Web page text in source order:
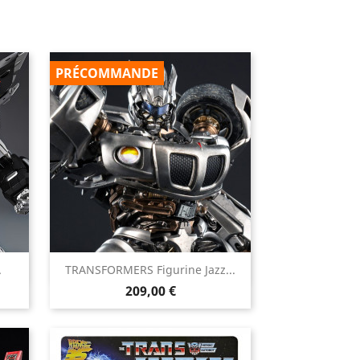
TRANSFORMERS Figurine Jazz...
Prix
209,00 €
PRÉCOMMANDE
Aperçu rapide